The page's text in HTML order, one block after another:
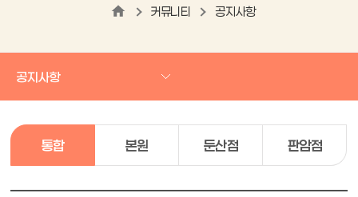
커뮤니티 공지사항
공지사항
통합 본원 둔산점 판암점